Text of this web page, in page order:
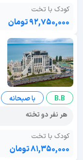
کودک با تخت
۹۲,۷۵۰,۰۰۰ تومان
B.B
با صبحانه
هر نفر دو تخته
کودک با تخت
۸۱,۳۵۰,۰۰۰ تومان